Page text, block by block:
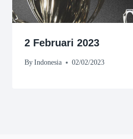
2 Februari 2023
By Indonesia 02/02/2023